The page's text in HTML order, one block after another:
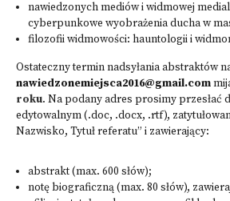
nawiedzonych mediów i widmowej
cyberpunkowe wyobrażenia ducha w
filozofii widmowości: hauntologii i
Ostateczny termin nadsyłania abstraktów
nawiedzonemiejsca2016@gmail.com
roku. Na podany adres prosimy przesłać
edytowalnym (.doc, .docx, .rtf),
Nazwisko, Tytuł referatu” i zawierający:
abstrakt (max. 600 słów);
notę biograficzną (max. 80 słów),